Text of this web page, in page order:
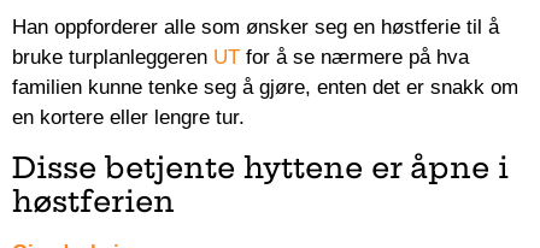
Han oppforderer alle som ønsker seg en høstferie til å
bruke turplanleggeren UT for å se nærmere på hva
familien kunne tenke seg å gjøre, enten det er snakk om
en kortere eller lengre tur.
Disse betjente hyttene er åpne i
høstferien